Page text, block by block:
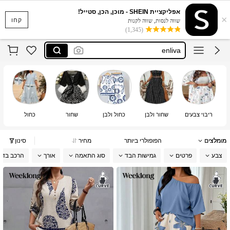
קחו ×
אפליקציית SHEIN - מוכן, הכן, סטייל!
שווה לנסות, שווה לקנות
(1,345)
cosyjoli
firerie curve
enliva
emery rose curve
cosyjoli
firerie curve
ריבוי צבעים שחור ולבן כחול ולבן שחור כחול
מומלצים הפופולרי ביותר מחיר סינון
צבע פרטים גמישות הבד סוג התאמה אורך הרכב בד